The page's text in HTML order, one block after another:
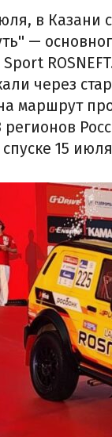
в Казани
—
через
маршрут
регионов
15